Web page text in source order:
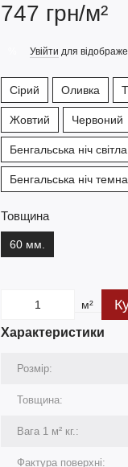
747 грн/м²
Увійти для
Сірий Оливка
Жовтий Червоний
Бенгальська ніч світла
Бенгальська ніч темна
Товщина
60 мм.
м²
Характеристики
Розмір:
Товщина:
Вага 1 м² кг.:
Фактура поверхні: